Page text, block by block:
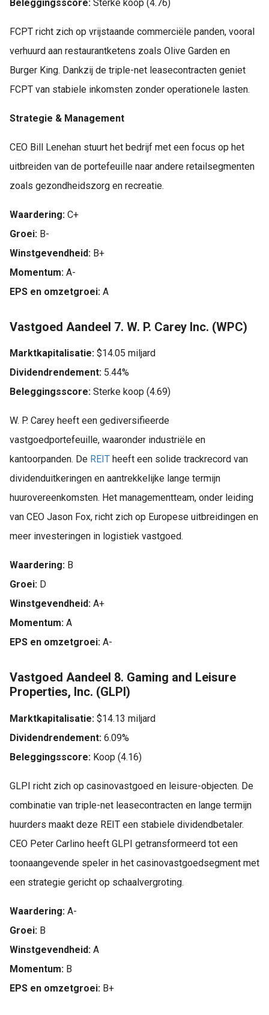
Beleggingsscore: Sterke koop (4.76)
FCPT richt zich op vrijstaande commerciële panden, vooral
verhuurd aan restaurantketens zoals Olive Garden en
Burger King. Dankzij de triple-net leasecontracten geniet
FCPT van stabiele inkomsten zonder operationele lasten.
Strategie & Management
CEO Bill Lenehan stuurt het bedrijf met een focus op het
uitbreiden van de portefeuille naar andere retailsegmenten
zoals gezondheidszorg en recreatie.
Waardering: C+
Groei: B-
Winstgevendheid: B+
Momentum: A-
EPS en omzetgroei: A
Vastgoed Aandeel 7. W. P. Carey Inc. (WPC)
Marktkapitalisatie: $14.05 miljard
Dividendrendement: 5.44%
Beleggingsscore: Sterke koop (4.69)
W. P. Carey heeft een gediversifieerde
vastgoedportefeuille, waaronder industriële en
kantoorpanden. De REIT heeft een solide trackrecord van
dividenduitkeringen en aantrekkelijke lange termijn
huurovereenkomsten. Het managementteam, onder leiding
van CEO Jason Fox, richt zich op Europese uitbreidingen en
meer investeringen in logistiek vastgoed.
Waardering: B
Groei: D
Winstgevendheid: A+
Momentum: A
EPS en omzetgroei: A-
Vastgoed Aandeel 8. Gaming and Leisure
Properties, Inc. (GLPI)
Marktkapitalisatie: $14.13 miljard
Dividendrendement: 6.09%
Beleggingsscore: Koop (4.16)
GLPI richt zich op casinovastgoed en leisure-objecten. De
combinatie van triple-net leasecontracten en lange termijn
huurders maakt deze REIT een stabiele dividendbetaler.
CEO Peter Carlino heeft GLPI getransformeerd tot een
toonaangevende speler in het casinovastgoedsegment met
een strategie gericht op schaalvergroting.
Waardering: A-
Groei: B
Winstgevendheid: A
Momentum: B
EPS en omzetgroei: B+